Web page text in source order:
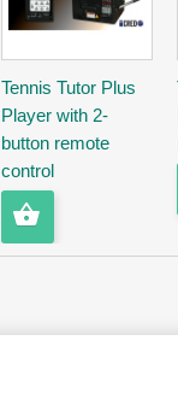
Tennis Tutor Plus
Player with 2-
button remote
control